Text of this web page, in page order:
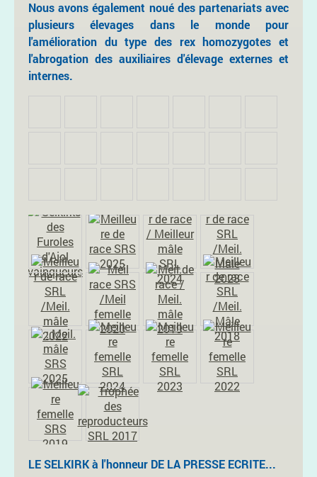
Nous avons également noué des partenariats avec
plusieurs élevages dans le monde pour
l'amélioration du type des rex homozygotes et
l'abrogation des auxiliaires d'élevage externes et
internes.
LE SELKIRK à l'honneur DE LA PRESSE ECRITE...